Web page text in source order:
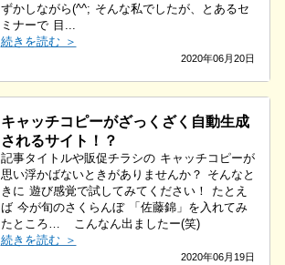
ずかしながら(^^; そんな私でしたが、とあるセ
ミナーで 目...
続きを読む ＞
2020年06月20日
キャッチコピーがざっくざく自動生成
されるサイト！？
記事タイトルや販促チラシの キャッチコピーが
思い浮かばないときがありませんか？ そんなと
きに 遊び感覚で試してみてください！ たとえ
ば 今が旬のさくらんぼ 「佐藤錦」を入れてみ
たところ… こんなん出ましたー(笑)
続きを読む ＞
2020年06月19日